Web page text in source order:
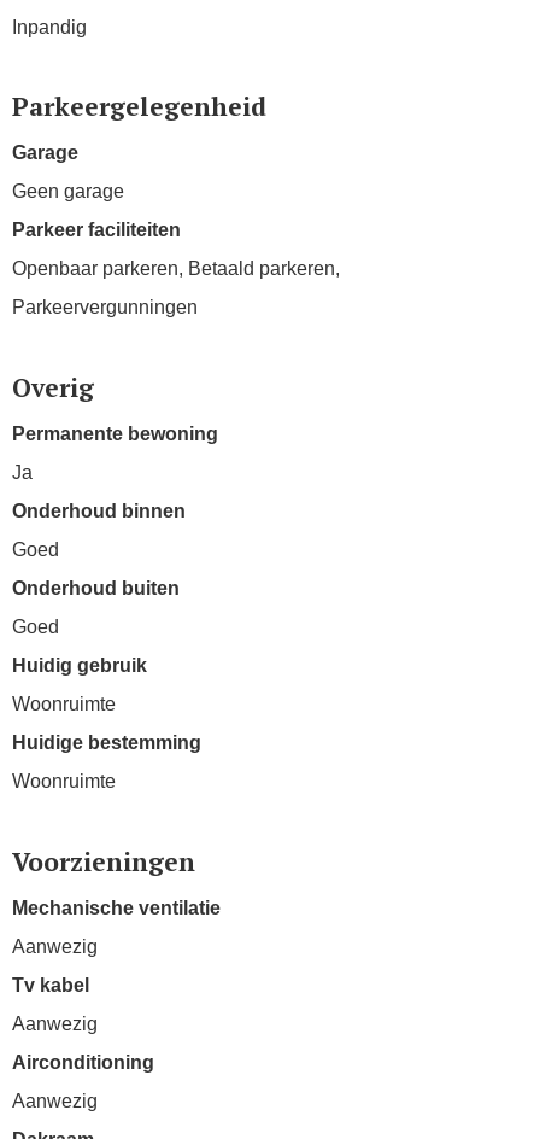
Inpandig
Parkeergelegenheid
Garage
Geen garage
Parkeer faciliteiten
Openbaar parkeren, Betaald parkeren,
Parkeervergunningen
Overig
Permanente bewoning
Ja
Onderhoud binnen
Goed
Onderhoud buiten
Goed
Huidig gebruik
Woonruimte
Huidige bestemming
Woonruimte
Voorzieningen
Mechanische ventilatie
Aanwezig
Tv kabel
Aanwezig
Airconditioning
Aanwezig